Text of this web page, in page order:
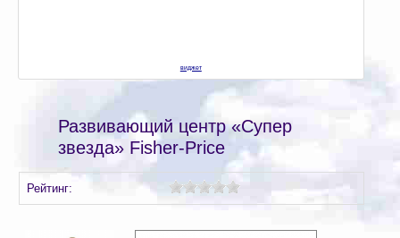
виджет
Развивающий центр «Супер
звезда» Fisher-Price
Рейтинг: